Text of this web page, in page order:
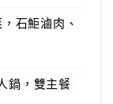
石鮔滷肉、
鍋，雙主餐